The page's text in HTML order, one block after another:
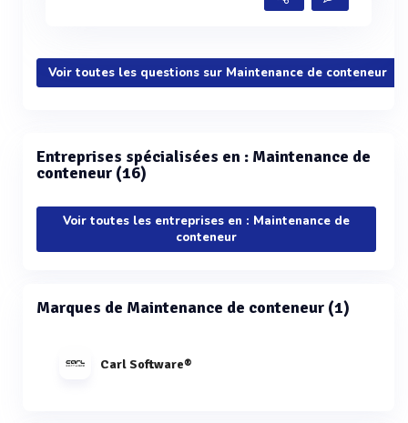
Voir toutes les questions sur Maintenance de conteneur
Entreprises spécialisées en : Maintenance de
conteneur (16)
Voir toutes les entreprises en : Maintenance de
conteneur
Marques de Maintenance de conteneur (1)
Carl Software®